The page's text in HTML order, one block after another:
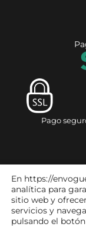
Pago
En https://
analítica para
sitio web y
servicios y
pulsando el